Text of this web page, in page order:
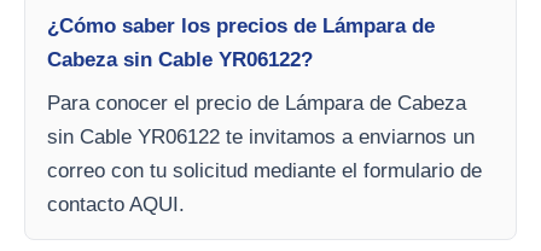
¿Cómo saber los precios de Lámpara de
Cabeza sin Cable YR06122?
Para conocer el precio de Lámpara de Cabeza
sin Cable YR06122 te invitamos a enviarnos un
correo con tu solicitud mediante el formulario de
contacto AQUI.